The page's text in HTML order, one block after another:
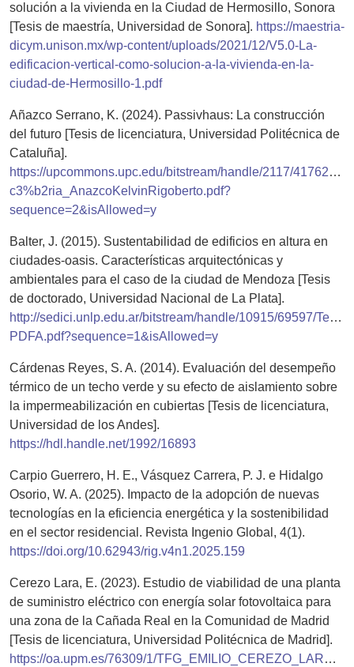
solución a la vivienda en la Ciudad de Hermosillo, Sonora
[Tesis de maestría, Universidad de Sonora]. https://maestria-
dicym.unison.mx/wp-content/uploads/2021/12/V5.0-La-
edificacion-vertical-como-solucion-a-la-vivienda-en-la-
ciudad-de-Hermosillo-1.pdf
Añazco Serrano, K. (2024). Passivhaus: La construcción
del futuro [Tesis de licenciatura, Universidad Politécnica de
Cataluña].
https://upcommons.upc.edu/bitstream/handle/2117/417628/
c3%b2ria_AnazcoKelvinRigoberto.pdf?
sequence=2&isAllowed=y
Balter, J. (2015). Sustentabilidad de edificios en altura en
ciudades-oasis. Características arquitectónicas y
ambientales para el caso de la ciudad de Mendoza [Tesis
de doctorado, Universidad Nacional de La Plata].
http://sedici.unlp.edu.ar/bitstream/handle/10915/69597/
PDFA.pdf?sequence=1&isAllowed=y
Cárdenas Reyes, S. A. (2014). Evaluación del desempeño
térmico de un techo verde y su efecto de aislamiento sobre
la impermeabilización en cubiertas [Tesis de licenciatura,
Universidad de los Andes].
https://hdl.handle.net/1992/16893
Carpio Guerrero, H. E., Vásquez Carrera, P. J. e Hidalgo
Osorio, W. A. (2025). Impacto de la adopción de nuevas
tecnologías en la eficiencia energética y la sostenibilidad
en el sector residencial. Revista Ingenio Global, 4(1).
https://doi.org/10.62943/rig.v4n1.2025.159
Cerezo Lara, E. (2023). Estudio de viabilidad de una planta
de suministro eléctrico con energía solar fotovoltaica para
una zona de la Cañada Real en la Comunidad de Madrid
[Tesis de licenciatura, Universidad Politécnica de Madrid].
https://oa.upm.es/76309/1/TFG_EMILIO_CEREZO_LARA.pdf